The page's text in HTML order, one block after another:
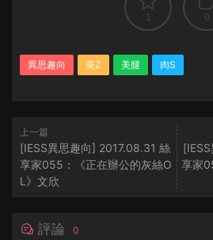
1 0
異思趣向 美Z 美腿 肉S
上一篇
[IESS異思趣向] 2017.08.31 絲
享家055：《正在辦公的灰絲O
L》文欣
享家
評論 0